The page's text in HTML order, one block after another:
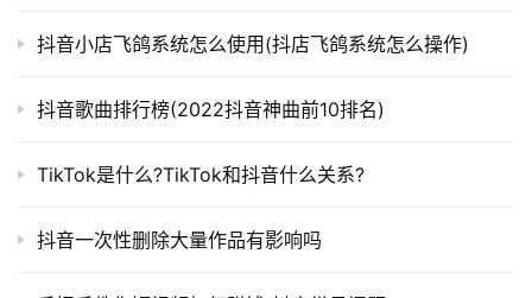
抖音小店飞鸽系统怎么使用(抖店飞鸽系统怎么操作)
抖音歌曲排行榜(2022抖音神曲前10排名)
TikTok是什么?TikTok和抖音什么关系?
抖音一次性删除大量作品有影响吗